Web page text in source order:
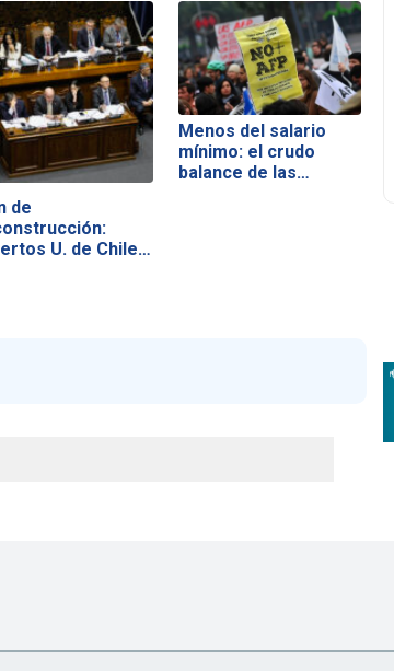
de
U. de Chile…
Menos del salario
mínimo: el crudo
balance de las…